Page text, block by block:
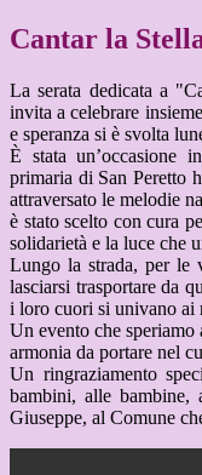
Cantar la
La serata dedicata a
invita acelebrare
e speranza si è svolta
È stata un’occasione
primaria di San Peretto
attraversato le melodie
è stato scelto con cura
solidarietà e la luce che
Lungo la strada, per le
lasciarsi trasportare da
i loro cuori si univano ai
Un evento che speriamo
armonia da portare nel
Un ringraziamento
bambini, allebambine,
Giuseppe, al Comune